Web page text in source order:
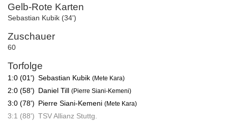
Gelb-Rote Karten
Sebastian Kubik (34')
Zuschauer
60
Torfolge
1:0 (01') Sebastian Kubik (Mete Kara)
2:0 (58') Daniel Till (Pierre Siani-Kemeni)
3:0 (78') Pierre Siani-Kemeni (Mete Kara)
3:1 (88') TSV Allianz Stuttg.